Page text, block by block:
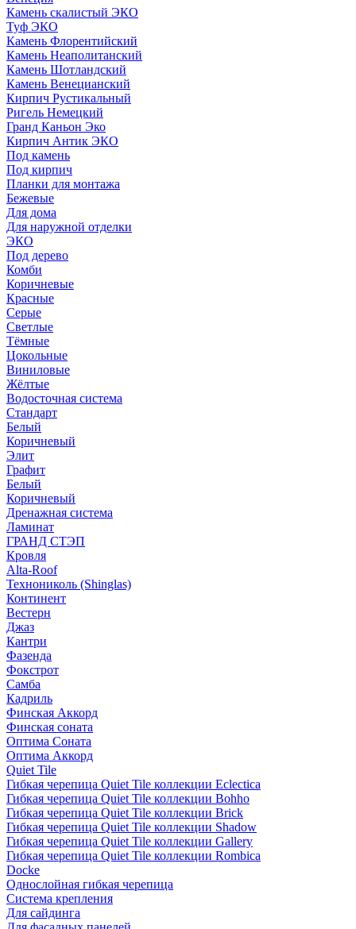
Камень скалистый ЭКО
Туф ЭКО
Камень Флорентийский
Камень Неаполитанский
Камень Шотландский
Камень Венецианский
Кирпич Рустикальный
Ригель Немецкий
Гранд Каньон Эко
Кирпич Антик ЭКО
Под камень
Под кирпич
Планки для монтажа
Бежевые
Для дома
Для наружной отделки
ЭКO
Под дерево
Комби
Коричневые
Красные
Серые
Светлые
Тёмные
Цокольные
Виниловые
Жёлтые
Водосточная система
Стандарт
Белый
Коричневый
Элит
Графит
Белый
Коричневый
Дренажная система
Ламинат
ГРАНД СТЭП
Кровля
Alta-Roof
Технониколь (Shinglas)
Континент
Вестерн
Джаз
Кантри
Фазенда
Фокстрот
Самба
Кадриль
Финская Аккорд
Финская соната
Оптима Соната
Оптима Аккорд
Quiet Tile
Гибкая черепица Quiet Tile коллекции Eclectica
Гибкая черепица Quiet Tile коллекции Bohho
Гибкая черепица Quiet Tile коллекции Brick
Гибкая черепица Quiet Tile коллекции Shadow
Гибкая черепица Quiet Tile коллекции Gallery
Гибкая черепица Quiet Tile коллекции Rombica
Docke
Однослойная гибкая черепица
Система крепления
Для сайдинга